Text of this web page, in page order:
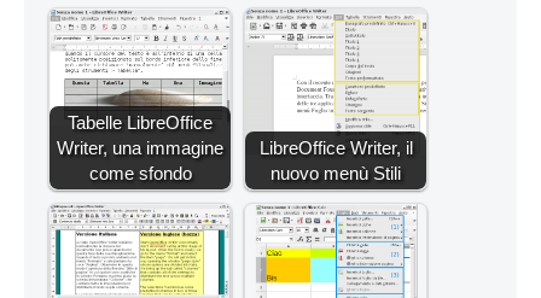
Tabelle LibreOffice
Writer, una immagine
come sfondo
LibreOffice Writer, il
nuovo menù Stili